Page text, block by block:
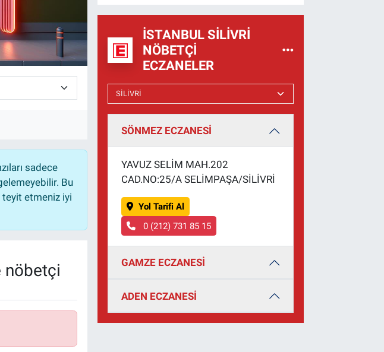
sadece
Bu
teyit etmeniz iyi
nöbetçi
İSTANBUL SILIVRI
NÖBETÇI
ECZANELER
SÖNMEZ ECZANESİ
YAVUZ SELİM MAH.202
CAD.NO:25/A SELİMPAŞA/SİLİVRİ
Yol Tarifi Al
0 (212) 731 85 15
GAMZE ECZANESİ
ADEN ECZANESİ